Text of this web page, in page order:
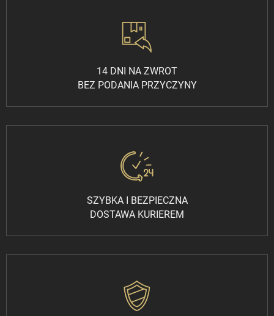
14 DNI NA ZWROT
BEZ PODANIA PRZYCZYNY
SZYBKA I BEZPIECZNA
DOSTAWA KURIEREM